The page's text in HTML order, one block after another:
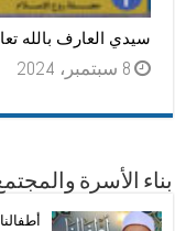
سيدي العارف بالله
8 سبتمبر، 2024
بناء الأسرة